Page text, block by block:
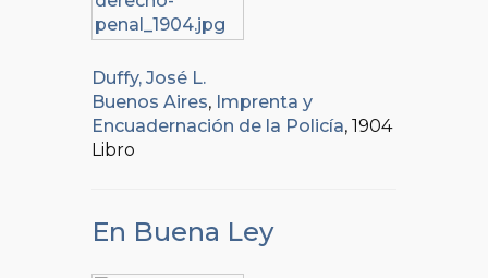
Duffy, José L.
Buenos Aires, Imprenta y
Encuadernación de la Policía, 1904
Libro
En Buena Ley